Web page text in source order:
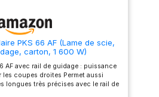
résultats en ligne droite, vous
La grande poignée est conçue
pour aider à travailler avec la
effectuer sans se fatiguer
Pour plus de précision, un
système de rail de guidage est
PKS 66 AF (Lame de scie,
carton, 1 600 W)
AF avec rail de guidage : puissance
coupes droites Permet aussi
longues très précises avec le rail de